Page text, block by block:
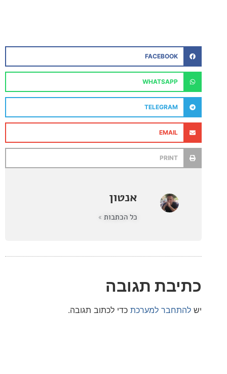
FACEBOOK
WHATSAPP
TELEGRAM
אנטון
תגובה
למערכתכדי לכתוב תגובה.